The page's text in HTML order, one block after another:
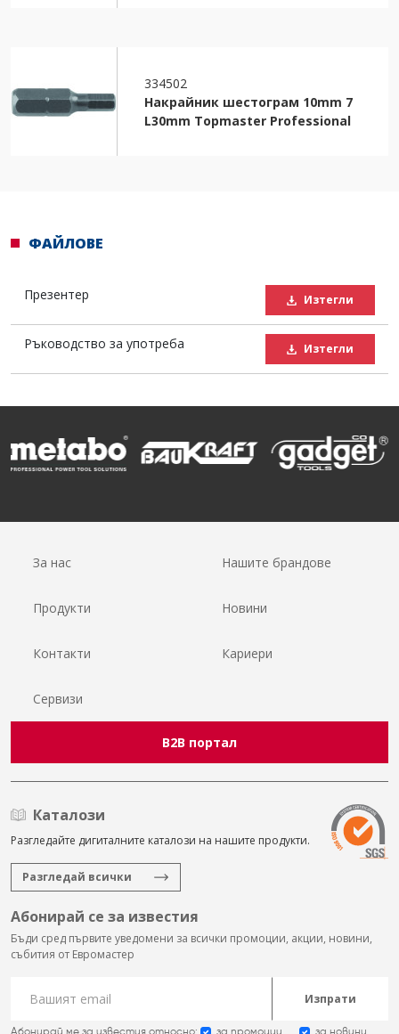
334502
Накрайник шестограм 10mm 7
L30mm Topmaster Professional
ФАЙЛОВЕ
Презентер Изтегли
Ръководство за употреба Изтегли
За нас Нашите брандове
Продукти Новини
Контакти Кариери
Сервизи
B2B портал
Каталози
Разгледайте дигиталните каталози на нашите продукти.
Разгледай всички
Абонирай се за известия
Бъди сред първите уведомени за всички промоции, акции, новини,
събития от Евромастер
Изпрати